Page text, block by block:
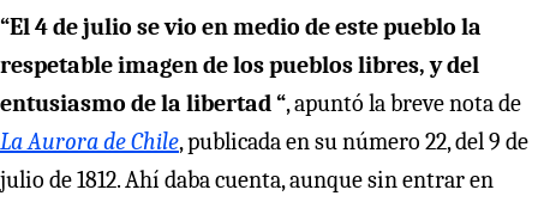
“El 4 de julio se vio en medio de este pueblo la
respetable imagen de los pueblos libres, y del
entusiasmo de la libertad “, apuntó la breve nota de
La Aurora de Chile, publicada en su número 22, del 9 de
julio de 1812. Ahí daba cuenta, aunque sin entrar en